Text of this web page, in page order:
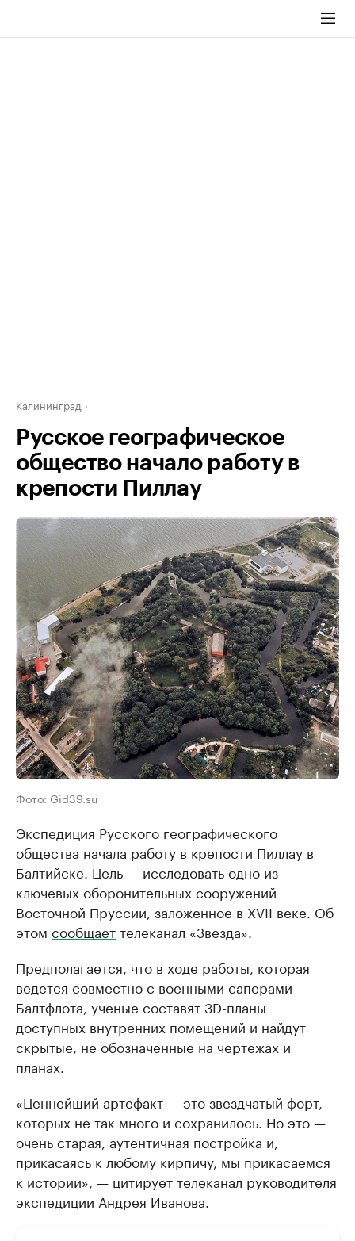
Калининград
Русское географическое
общество начало работу в
крепости Пиллау
Фото: Gid39.su
Экспедиция Русского географического
общества начала работу в крепости Пиллау в
Балтийске. Цель — исследовать одно из
ключевых оборонительных сооружений
Восточной Пруссии, заложенное в XVII веке. Об
этом сообщаеттелеканал «Звезда».
Предполагается, что в ходе работы, которая
ведется совместно с военными саперами
Балтфлота, ученые составят 3D-планы
доступных внутренних помещений и найдут
скрытые, не обозначенные на чертежах и
планах.
«Ценнейший артефакт — это звездчатый форт,
которых не так много и сохранилось. Но это —
очень старая, аутентичная постройка и,
прикасаясь к любому кирпичу, мы прикасаемся
к истории», — цитирует телеканал руководителя
экспедиции Андрея Иванова.